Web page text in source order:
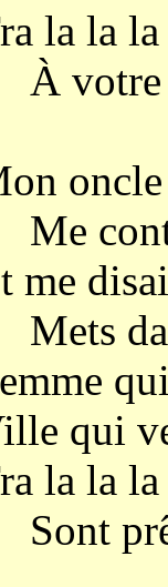
la la
À
me
qui
la la